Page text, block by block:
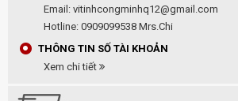
Email: vitinhcongminhq12@gmail.com
Hotline: 0909099538 Mrs.Chi
THÔNG TIN SỐ TÀI KHOẢN
Xem chi tiết